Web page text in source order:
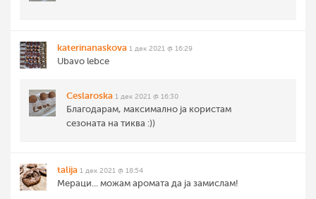
katerinanaskova 1 дек 2021 @ 16:29
Ubavo lebce
Ceslaroska 1 дек 2021 @ 16:30
Благодарам, максимално ја користам
сезоната на тиква :))
talija 1 дек 2021 @ 18:54
Мераци... можам аромата да ја замислам!